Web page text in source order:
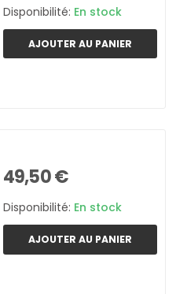
Disponibilité: En stock
AJOUTER AU PANIER
49,50 €
Disponibilité: En stock
AJOUTER AU PANIER